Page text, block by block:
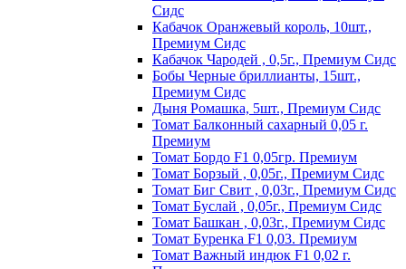
Сидс
Кабачок Оранжевый король, 10шт.,
Премиум Сидс
Кабачок Чародей , 0,5г., Премиум Сидс
Бобы Черные бриллианты, 15шт.,
Премиум Сидс
Дыня Ромашка, 5шт., Премиум Сидс
Томат Бaлкoнный caxapный 0,05 г.
Пpeмиyм
Томат Бордо F1 0,05гр. Премиум
Томат Борзый , 0,05г., Премиум Сидс
Томат Биг Свит , 0,03г., Премиум Сидс
Томат Буслай , 0,05г., Премиум Сидс
Томат Башкан , 0,03г., Премиум Сидс
Томат Буренка F1 0,03. Премиум
Томат Baжный индюк F1 0,02 г.